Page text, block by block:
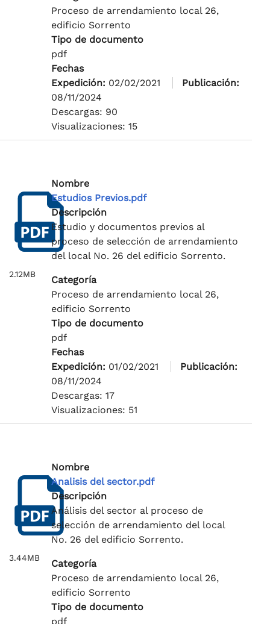
Proceso de arrendamiento local 26,
edificio Sorrento
Tipo de documento
pdf
Fechas
Expedición: 02/02/2021
Publicación:
08/11/2024
Descargas: 90
Visualizaciones: 15
2.12MB
Nombre
Estudios Previos.pdf
Descripción
Estudio y documentos previos al
proceso de selección de arrendamiento
del local No. 26 del edificio Sorrento.
Categoría
Proceso de arrendamiento local 26,
edificio Sorrento
Tipo de documento
pdf
Fechas
Expedición: 01/02/2021
Publicación:
08/11/2024
Descargas: 17
Visualizaciones: 51
3.44MB
Nombre
Analisis del sector.pdf
Descripción
Análisis del sector al proceso de
selección de arrendamiento del local
No. 26 del edificio Sorrento.
Categoría
Proceso de arrendamiento local 26,
edificio Sorrento
Tipo de documento
pdf